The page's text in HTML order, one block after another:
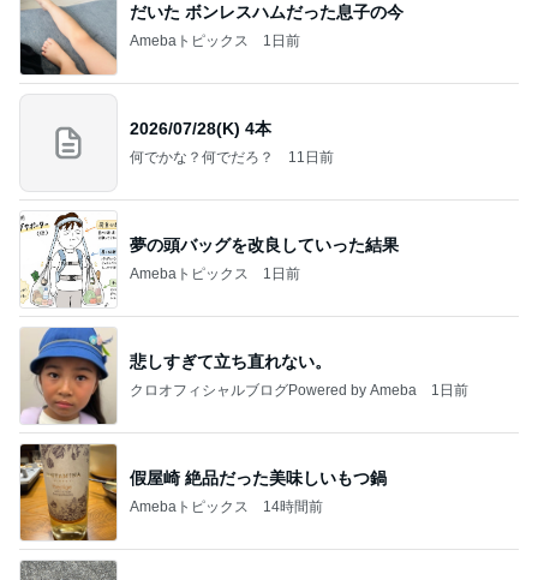
だいた ボンレスハムだった息子の今
Amebaトピックス 1日前
2026/07/28(K) 4本
何でかな？何でだろ？ 11日前
夢の頭バッグを改良していった結果
Amebaトピックス 1日前
悲しすぎて立ち直れない。
クロオフィシャルブログPowered by Ameba 1日前
假屋崎 絶品だった美味しいもつ鍋
Amebaトピックス 14時間前